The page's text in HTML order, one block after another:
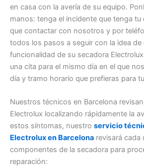
en casa con la avería de su equipo.
manos: tenga el incidente que tenga tu
que contactar con nosotros y por
todos los pasos a seguir con la idea de
funcionalidad de su secadora
una cita para el mismo día en el que
día y tramo horario que prefieras para
Nuestros técnicos en Barcelona
Electrolux localizando rápidamente la
estos síntomas, nuestro servicio
Electrolux en Barcelona revisará cada
componentes de la secadora para
reparación: